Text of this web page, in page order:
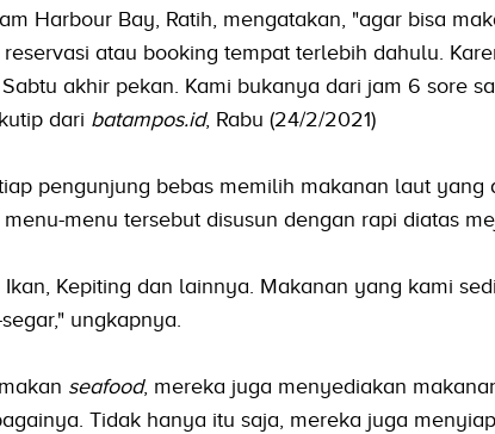
Harbour Bay, Ratih, mengatakan, "agar bisa
atau booking tempat terlebih dahulu.
akhir pekan. Kami bukanya dari jam 6 sore
dari batampos.id, Rabu (24/2/2021)
pengunjung bebas memilih makanan laut yang
menu tersebut disusun dengan rapi diatas
Kepiting dan lainnya. Makanan yang kami
ungkapnya.
seafood, mereka juga menyediakan
Tidak hanya itu saja, mereka juga